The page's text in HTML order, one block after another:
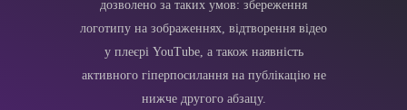
дозволено за таких умов: збереження
логотипу на зображеннях, відтворення відео
у плеєрі YouTube, а також наявність
активного гіперпосилання на публікацію не
нижче другого абзацу.